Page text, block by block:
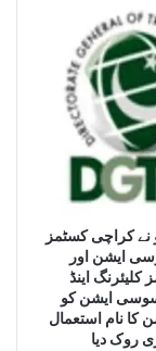
r
Q
u
کراچی کسٹمز
ایشن اور
اینڈ
ایشن کو
کا نام استعمال
روک دیا